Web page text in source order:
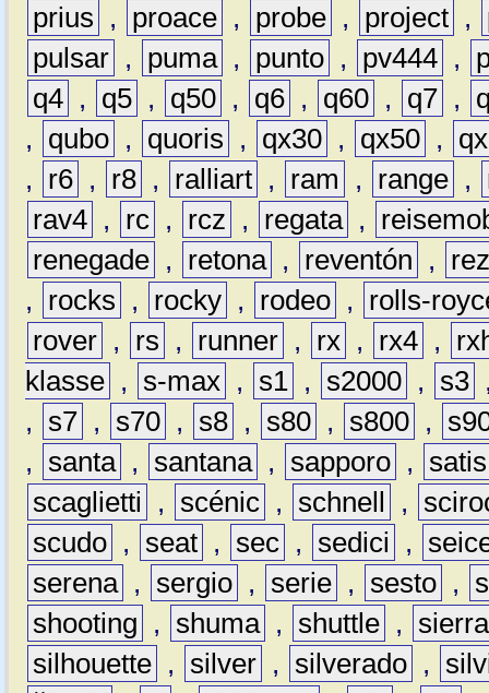
prius
, proace , probe , project ,
pulsar , puma , punto , pv444 ,
q4 , q5 , q50 , q6 , q60 , q7 ,
,
qubo , quoris , qx30 , qx50 ,
,
r6 , r8 , ralliart , ram , range ,
rav4 , rc , rcz , regata ,
renegade , retona , reventón ,
,
rocks , rocky , rodeo ,
rolls-
rover , rs , runner , rx , rx4 ,
klasse , s-max , s1 , s2000 , s3
,
s7 , s70 , s8 , s80 , s800 ,
,
santa , santana , sapporo ,
satis
scaglietti
, scénic , schnell ,
scudo , seat , sec , sedici ,
serena , sergio , serie , sesto ,
shooting
, shuma , shuttle ,
sierra
silhouette , silver , silverado ,